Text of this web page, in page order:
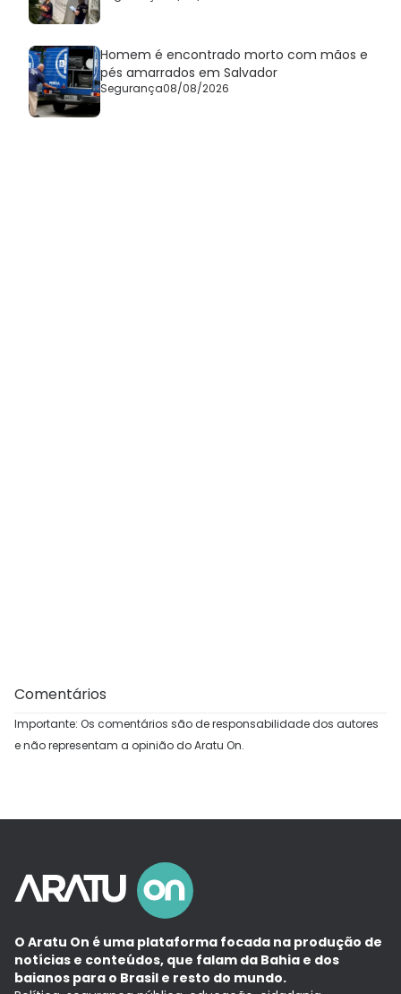
Homem é encontrado morto com mãos e
pés amarrados em Salvador
Segurança08/08/2026
Comentários
Importante: Os comentários são de responsabilidade dos autores
e não representam a opinião do Aratu On.
O Aratu On é uma plataforma focada na produção de
notícias e conteúdos, que falam da Bahia e dos
baianos para o Brasil e resto do mundo.